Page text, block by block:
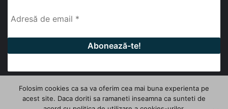
© Copyright 2026, All Rights Reserved | InfoHale
Folosim cookies ca sa va oferim cea mai buna experienta pe
acest site. Daca doriti sa ramaneti inseamna ca sunteti de